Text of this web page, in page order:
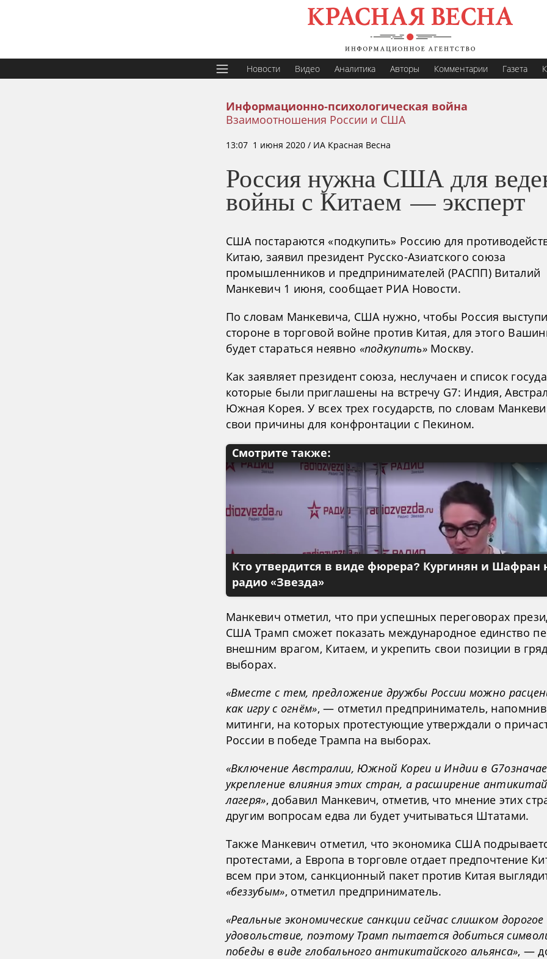
Новости Видео Аналитика Авторы Комментарии Газета
Информационно-психологическая война
Взаимоотношения России и США
13:07 1 июня 2020 / ИА Красная Весна
Россия нужна США для
войны с Китаем — эксперт
США постараются «подкупить» Россию для
Китаю, заявил президент Русско-Азиатского союза
промышленников и предпринимателей (РАСПП) Виталий
Манкевич 1 июня, сообщает РИА Новости.
По словам Манкевича, США нужно, чтобы Россия
стороне в торговой войне против Китая, для этого
будет стараться неявно «подкупить»Москву.
Как заявляет президент союза, неслучаен и список
которые были приглашены на встречу G7: Индия,
Южная Корея. У всех трех государств, по словам
свои причины для конфронтации с Пекином.
Смотрите также:
Кто утвердится в виде фюрера? Кургинян и Шафран
радио «Звезда»
Манкевич отметил, что при успешных переговорах
США Трамп сможет показать международное единство
внешним врагом, Китаем, и укрепить свои позиции в
выборах.
«Вместе с тем, предложение дружбы России можно
как игру с огнём», — отметил предприниматель,
митинги, на которых протестующие утверждали о
России в победе Трампа на выборах.
«Включение Австралии, Южной Кореи и Индии в
укрепление влияния этих стран, а расширение
лагеря», добавил Манкевич, отметив, что мнение этих
другим вопросам едва ли будет учитываться Штатами.
Также Манкевич отметил, что экономика США
протестами, а Европа в торговле отдает предпочтение
всем при этом, санкционный пакет против Китая
«беззубым», отметил предприниматель.
«Реальные экономические санкции сейчас слишком дорогое
удовольствие, поэтому Трамп пытается добиться
победы в виде глобального антикитайского альянса», —